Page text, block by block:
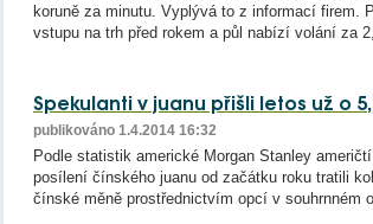
koruně za minutu. Vyplývá to z informací firem.
vstupu na trh před rokem a půl nabízí volání za
Spekulanti v juanu přišli letos už o
publikováno 1.4.2014 16:32
Podle statistik americké Morgan Stanley
posílení čínského juanu od začátku roku tratili
čínské měně prostřednictvím opcí v souhrnném